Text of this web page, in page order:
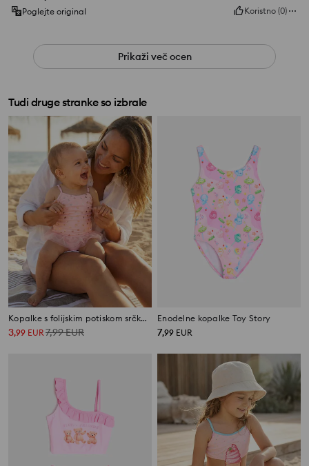
Poglejte original
Koristno (0)
Prikaži več ocen
Tudi druge stranke so izbrale
Kopalke s folijskim potiskom srčkov in tilnim volanom
3,99 EUR7,99EUR
Enodelne kopalke Toy Story
7,99 EUR